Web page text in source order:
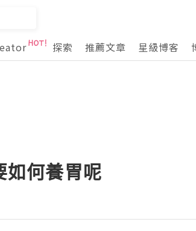
探索 推薦文章 星級博客
如何養胃呢